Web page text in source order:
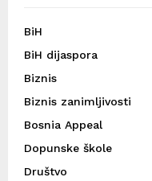
BiH
BiH dijaspora
Biznis
Biznis zanimljivosti
Bosnia Appeal
Dopunske škole
Društvo